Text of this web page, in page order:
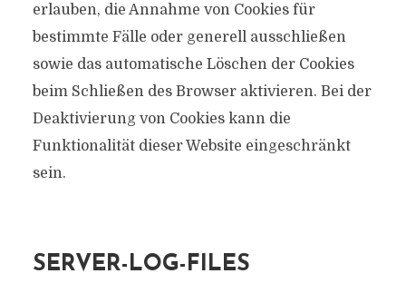
erlauben, die Annahme von Cookies für
bestimmte Fälle oder generell ausschließen
sowie das automatische Löschen der Cookies
beim Schließen des Browser aktivieren. Bei der
Deaktivierung von Cookies kann die
Funktionalität dieser Website eingeschränkt
sein.
SERVER-LOG-FILES